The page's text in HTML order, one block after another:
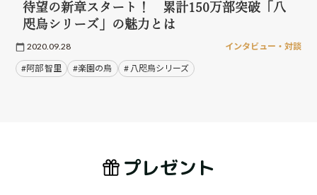
待望の新章スタート！ 累計150万部突破「八
咫烏シリーズ」の魅力とは
2020.09.28 インタビュー・対談
#阿部 智里 #楽園の烏 # 八咫烏シリーズ
プレゼント